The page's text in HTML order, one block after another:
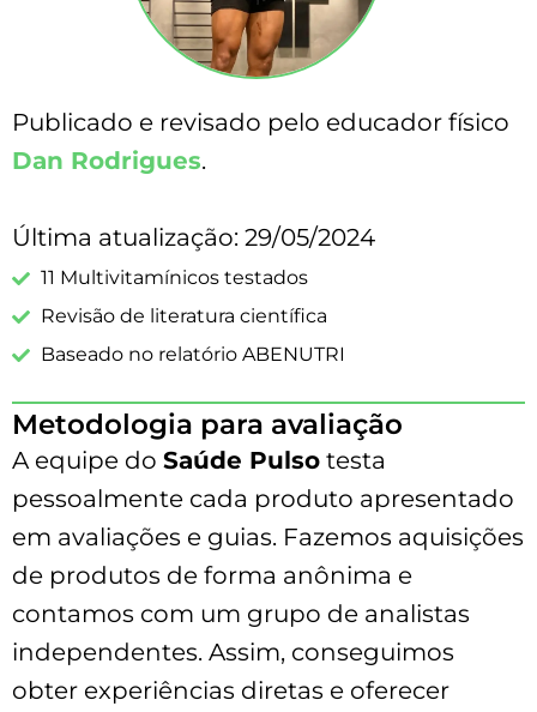
Publicado e revisado pelo educador físico
Dan Rodrigues.
Última atualização: 29/05/2024
11 Multivitamínicos testados
Revisão de literatura científica
Baseado no relatório ABENUTRI
Metodologia para avaliação
A equipe do Saúde Pulso testa
pessoalmente cada produto apresentado
em avaliações e guias. Fazemos aquisições
de produtos de forma anônima e
contamos com um grupo de analistas
independentes. Assim, conseguimos
obter experiências diretas e oferecer